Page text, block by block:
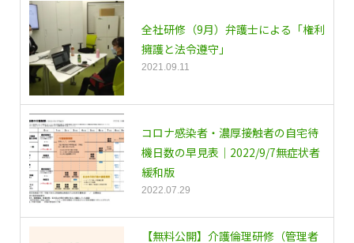
全社研修（9月）弁護士による「権利
擁護と法令遵守」
2021.09.11
コロナ感染者・濃厚接触者の自宅待
機日数の早見表｜2022/9/7無症状者
緩和版
2022.07.29
【無料公開】介護倫理研修（管理者